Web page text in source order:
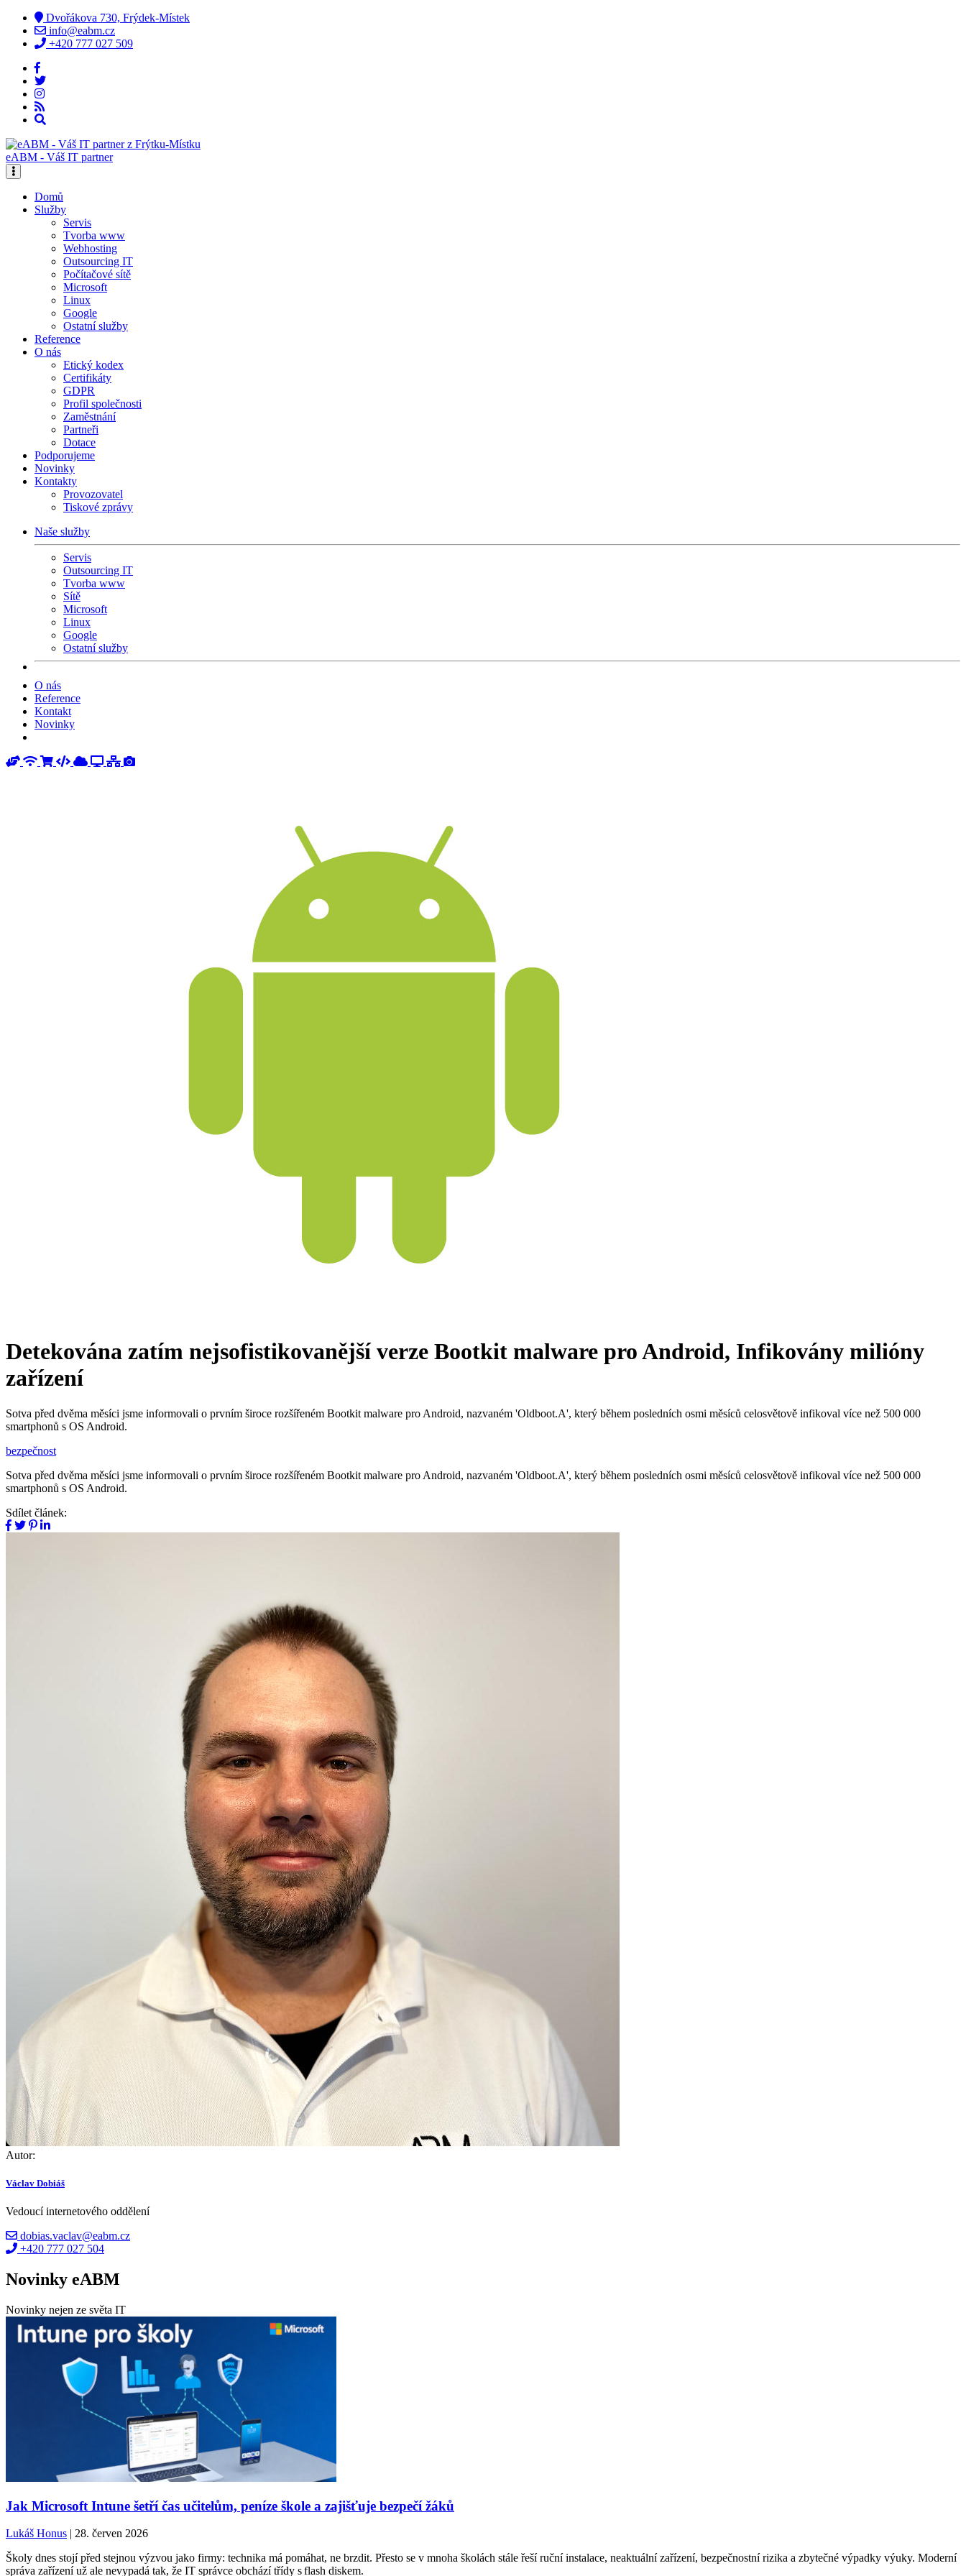
Dvořákova 730, Frýdek-Místek
info@eabm.cz
+420 777 027 509
eABM - Váš IT partner
Domů
Služby
Servis
Tvorba www
Webhosting
Outsourcing IT
Počítačové sítě
Microsoft
Linux
Google
Ostatní služby
Reference
O nás
Etický kodex
Certifikáty
GDPR
Profil společnosti
Zaměstnání
Partneři
Dotace
Podporujeme
Novinky
Kontakty
Provozovatel
Tiskové zprávy
Naše služby
Servis
Outsourcing IT
Tvorba www
Sítě
Microsoft
Linux
Google
Ostatní služby
O nás
Reference
Kontakt
Novinky
Detekována zatím nejsofistikovanější verze Bootkit malware pro Android, Infikovány milióny
zařízení
Sotva před dvěma měsíci jsme informovali o prvním široce rozšířeném Bootkit malware pro Android, nazvaném 'Oldboot.A', který během posledních osmi měsíců celosvětově infikoval více než 500 000
smartphonů s OS Android.
bezpečnost
Sotva před dvěma měsíci jsme informovali o prvním široce rozšířeném Bootkit malware pro Android, nazvaném 'Oldboot.A', který během posledních osmi měsíců celosvětově infikoval více než 500 000
smartphonů s OS Android.
Sdílet článek:
Autor:
Václav Dobiáš
Vedoucí internetového oddělení
dobias.vaclav@eabm.cz
+420 777 027 504
Novinky eABM
Novinky nejen ze světa IT
Jak Microsoft Intune šetří čas učitelům, peníze škole a zajišťuje bezpečí žáků
Lukáš Honus | 28. červen 2026
Školy dnes stojí před stejnou výzvou jako firmy: technika má pomáhat, ne brzdit. Přesto se v mnoha školách stále řeší ruční instalace, neaktuální zařízení, bezpečnostní rizika a zbytečné výpadky výuky. Moderní
správa zařízení už ale nevypadá tak, že IT správce obchází třídy s flash diskem.